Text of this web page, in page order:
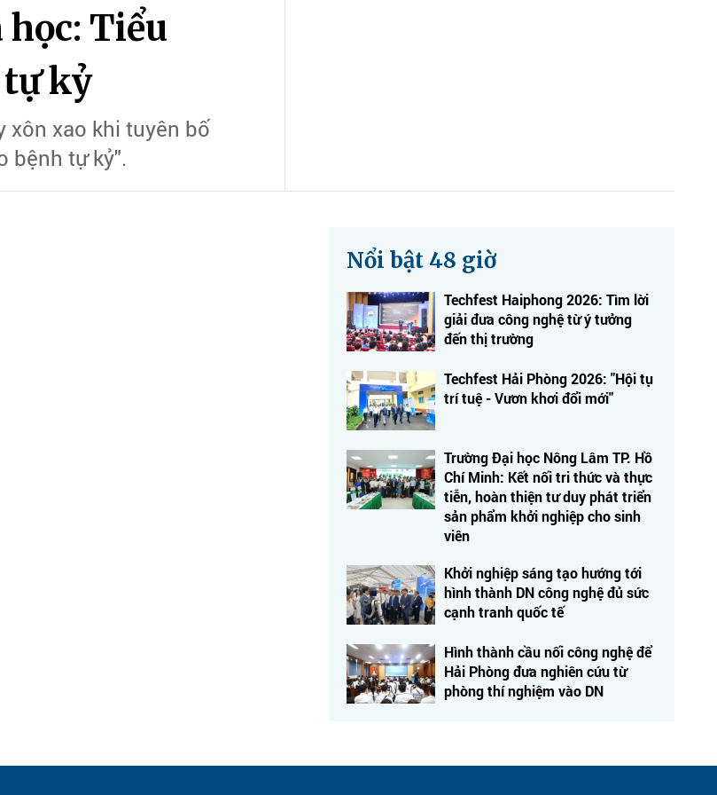
Nổi bật 48 giờ
Techfest Haiphong 2026: Tìm lời
giải đưa công nghệ từ ý tưởng
đến thị trường
Techfest Hải Phòng 2026: "Hội tụ
trí tuệ - Vươn khơi đổi mới"
Trường Đại học Nông Lâm TP. Hồ
Chí Minh: Kết nối tri thức và thực
tiễn, hoàn thiện tư duy phát triển
sản phẩm khởi nghiệp cho sinh
viên
Khởi nghiệp sáng tạo hướng tới
hình thành DN công nghệ đủ sức
cạnh tranh quốc tế
Hình thành cầu nối công nghệ để
Hải Phòng đưa nghiên cứu từ
phòng thí nghiệm vào DN